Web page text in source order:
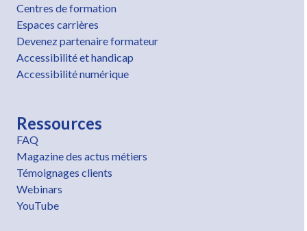
Centres de formation
Espaces carrières
Devenez partenaire formateur
Accessibilité et handicap
Accessibilité numérique
Ressources
FAQ
Magazine des actus métiers
Témoignages clients
Webinars
YouTube